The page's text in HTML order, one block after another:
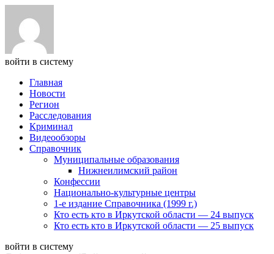
войти в систему
Главная
Новости
Регион
Расследования
Криминал
Видеообзоры
Справочник
Муниципальные образования
Нижнеилимский район
Конфессии
Национально-культурные центры
1-е издание Справочника (1999 г.)
Кто есть кто в Иркутской области — 24 выпуск
Кто есть кто в Иркутской области — 25 выпуск
войти в систему